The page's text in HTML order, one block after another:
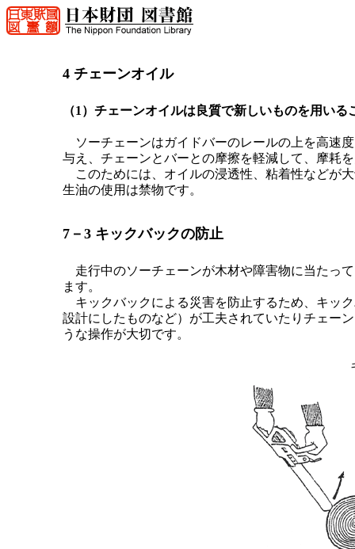
4 チェーンオイル
（1）チェーンオイルは良質で新しいものを用い
ソーチェーンはガイドバーのレールの上を高速
与え、チェーンとバーとの摩擦を軽減して、摩耗
このためには、オイルの浸透性、粘着性などが
生油の使用は禁物です。
7－3 キックバックの防止
走行中のソーチェーンが木材や障害物に当たっ
ます。
キックバックによる災害を防止するため、キッ
設計にしたものなど）が工夫されていたりチェー
うな操作が大切です。